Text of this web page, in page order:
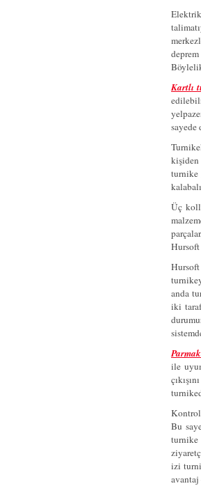
Kartlı
sayede
turnike
Üç
Hursoft
anda
iki
ile
Bu
turnike
izi